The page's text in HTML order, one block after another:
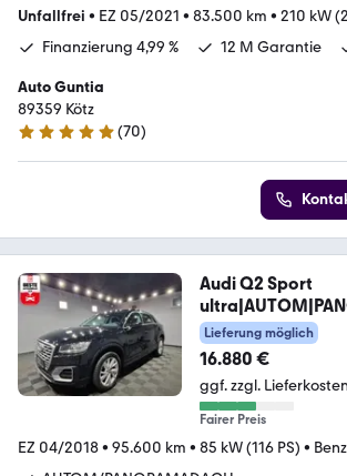
Unfallfrei • EZ 05/2021 • 83.500 km • 210 kW
Finanzierung 4,99 %
12 M Garantie
Auto Guntia
89359 Kötz
4.9 Sterne
(70)
Audi Q2 Sport
FELGEN
Lieferung möglich
16.880 €
ggf. zzgl. Lieferkosten
Fairer Preis
EZ 04/2018• 95.600 km • 85 kW (116 PS) •